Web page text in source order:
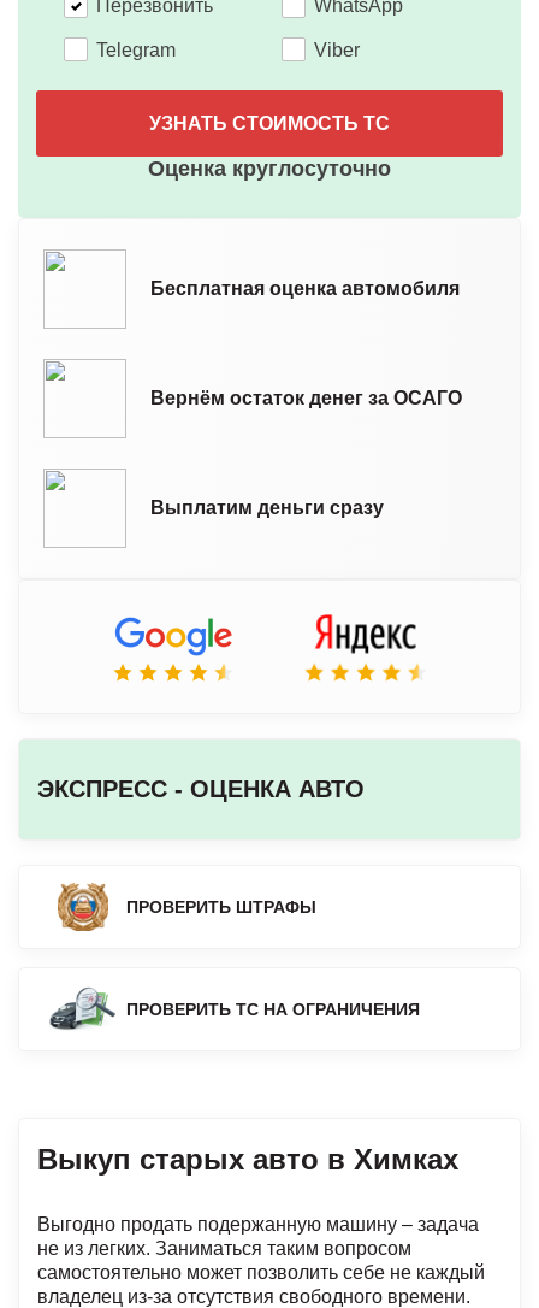
Перезвонить
WhatsApp
Telegram Viber
УЗНАТЬ СТОИМОСТЬ ТС
Оценка круглосуточно
Бесплатная оценка автомобиля
Вернём остаток денег за ОСАГО
Выплатим деньги сразу
Выкуп старых авто в Химках
Выгодно продать подержанную машину – задача
не из легких. Заниматься таким вопросом
самостоятельно может позволить себе не каждый
владелец из-за отсутствия свободного времени.
ЭКСПРЕСС - ОЦЕНКА АВТО
ПРОВЕРИТЬ ШТРАФЫ
ПРОВЕРИТЬ ТС НА ОГРАНИЧЕНИЯ